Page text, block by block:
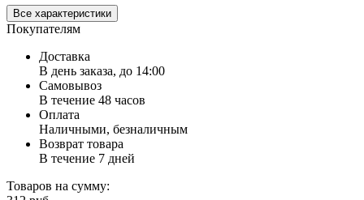
Все характеристики
Покупателям
Доставка
В день заказа, до 14:00
Самовывоз
В течение 48 часов
Оплата
Наличными, безналичным
Возврат товара
В течение 7 дней
Товаров на сумму: